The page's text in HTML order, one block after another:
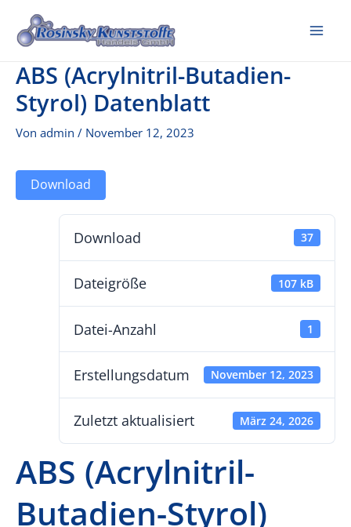
Inhalt
ABS (Acrylnitril-Butadien-
Styrol) Datenblatt
Von admin / November 12, 2023
Download
Download 37
Dateigröße 107 kB
Datei-Anzahl 1
Erstellungsdatum November 12, 2023
Zuletzt aktualisiert März 24, 2026
ABS (Acrylnitril-
Butadien-Styrol)